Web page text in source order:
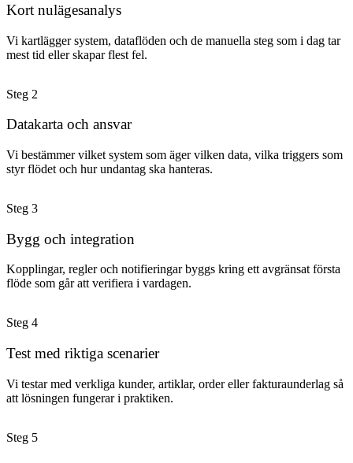
Kort nulägesanalys
Vi kartlägger system, dataflöden och de manuella steg som i dag tar
mest tid eller skapar flest fel.
Steg 2
Datakarta och ansvar
Vi bestämmer vilket system som äger vilken data, vilka triggers som
styr flödet och hur undantag ska hanteras.
Steg 3
Bygg och integration
Kopplingar, regler och notifieringar byggs kring ett avgränsat första
flöde som går att verifiera i vardagen.
Steg 4
Test med riktiga scenarier
Vi testar med verkliga kunder, artiklar, order eller fakturaunderlag så
att lösningen fungerar i praktiken.
Steg 5